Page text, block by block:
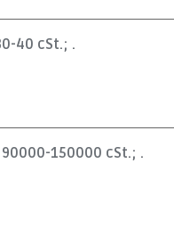
40 cSt.; .
150000 cSt.; .